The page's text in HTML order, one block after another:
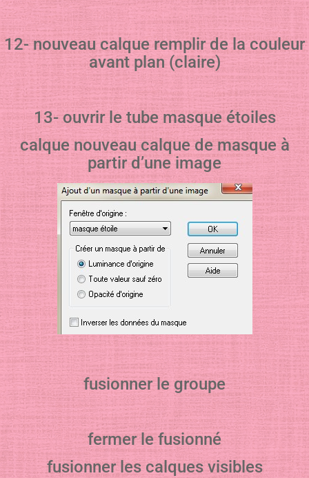
12- nouveau calque remplir de la couleur
avant plan (claire)
13- ouvrir le tube masque étoiles
calque nouveau calque de masque à
partir d’une image
fusionner le groupe
fermer le fusionné
fusionner les calques visibles